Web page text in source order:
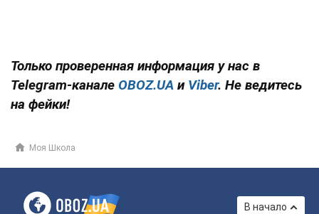
Только проверенная информация у нас в
Telegram-канале OBOZ.UA и Viber. Не ведитесь
на фейки!
Моя Школа
В начало